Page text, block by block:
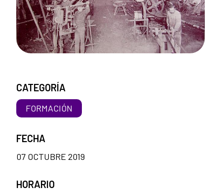
CATEGORÍA
FORMACIÓN
FECHA
07 OCTUBRE 2019
HORARIO